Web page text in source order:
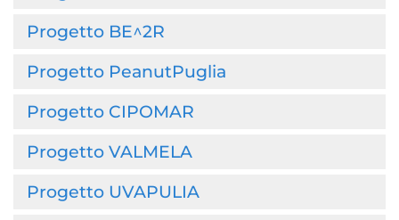
Progetto BE^2R
Progetto PeanutPuglia
Progetto CIPOMAR
Progetto VALMELA
Progetto UVAPULIA